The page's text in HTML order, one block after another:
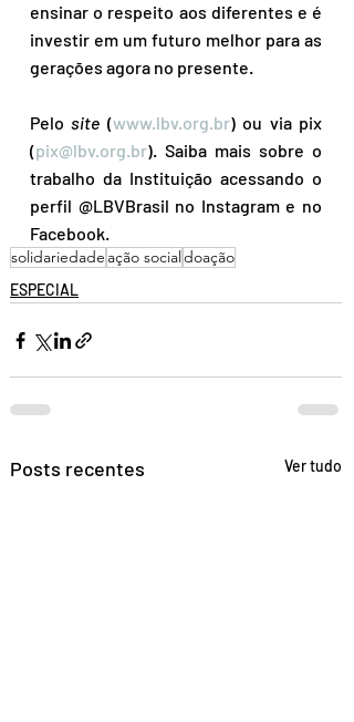
ensinar o respeito aos diferentes e é
investir em um futuro melhor para as
gerações agora no presente.
Pelo site (www.lbv.org.br) ou via pix
(pix@lbv.org.br). Saiba mais sobre o
trabalho da Instituição acessando o
perfil @LBVBrasil no Instagram e no
Facebook.
solidariedade ação social doação
ESPECIAL
Posts recentes Ver tudo